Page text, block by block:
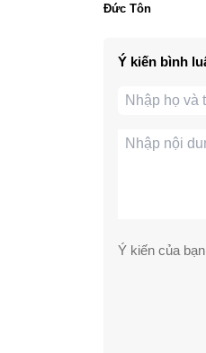
Đức Tôn
Ý kiến bình
Ý kiến của